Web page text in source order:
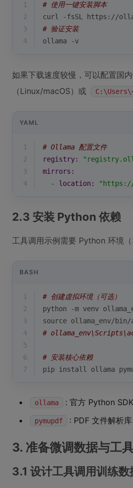
1
# 使用一键安装脚本
2
curl -fsSL https://
3
# 验证安装
4
ollama -v
如果下载速度较慢，可以配置国
（Linux/macOS）或
YAML
1
# Ollama 配置文件
2
registry:
3
mirrors:
4
- location: "https://
2.3 安装 Python 依赖
工具调用示例需要 Python 环境
BASH
1
# 创建虚拟环境（可选）
2
python -m venv
3
source ollama_env/
4
#
5
6
# 安装核心依赖
7
pip install ollama
ollama : 官方 Python
pymupdf : PDF 文件解析
3. 准备微调数据与工
3.1 设计工具调用训练数